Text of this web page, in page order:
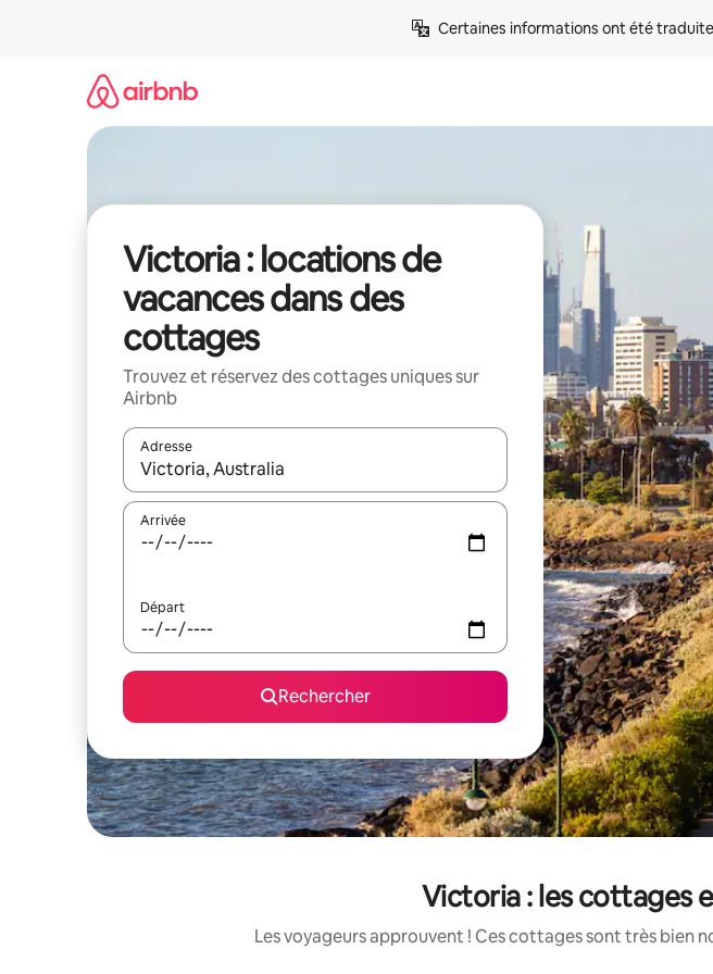
Certaines informations ont été
Victoria : locations de
vacances dans des
cottages
Trouvez et réservez des cottages uniques sur
Airbnb
Adresse
Lorsque les résultats s'affichent, utilisez les flèches vers le haut et vers le bas
Arrivée
Départ
Rechercher
Victoria : les cottages
Les voyageurs approuvent ! Ces cottages sont très bien